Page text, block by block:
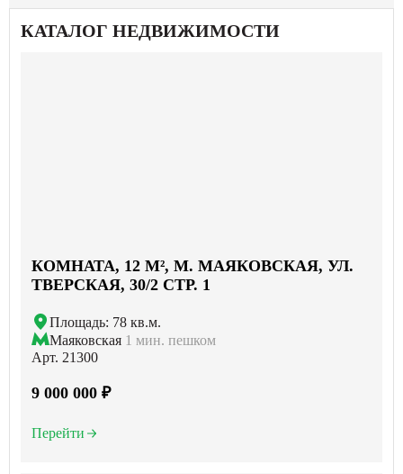
КАТАЛОГ НЕДВИЖИМОСТИ
КОМНАТА, 12 М², М. МАЯКОВСКАЯ, УЛ.
ТВЕРСКАЯ, 30/2 СТР. 1
Площадь: 78 кв.м.
Маяковская 1 мин. пешком
Арт. 21300
9 000 000 ₽
Перейти